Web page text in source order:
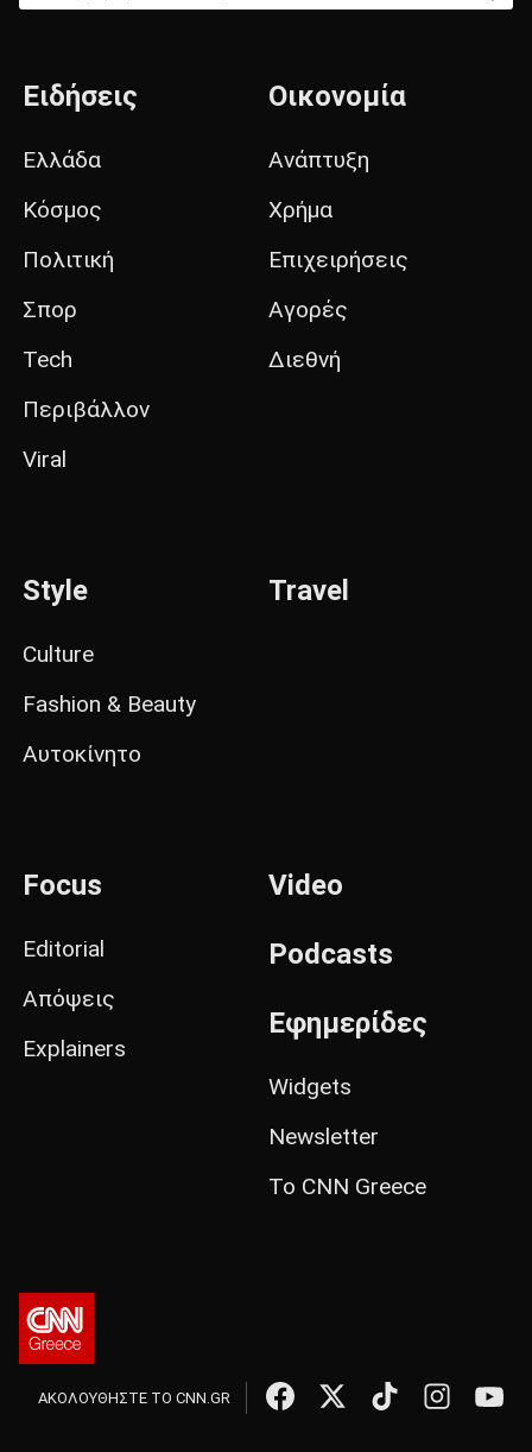
Ειδήσεις
Ελλάδα
Κόσμος
Πολιτική
Σπορ
Tech
Περιβάλλον
Viral
Οικονομία
Ανάπτυξη
Χρήμα
Επιχειρήσεις
Αγορές
Διεθνή
Style
Culture
Fashion & Beauty
Αυτοκίνητο
Travel
Focus
Editorial
Απόψεις
Explainers
Video
Podcasts
Εφημερίδες
Widgets
Newsletter
Το CNN Greece
ΑΚΟΛΟΥΘΗΣΤΕ ΤΟ CNN.GR